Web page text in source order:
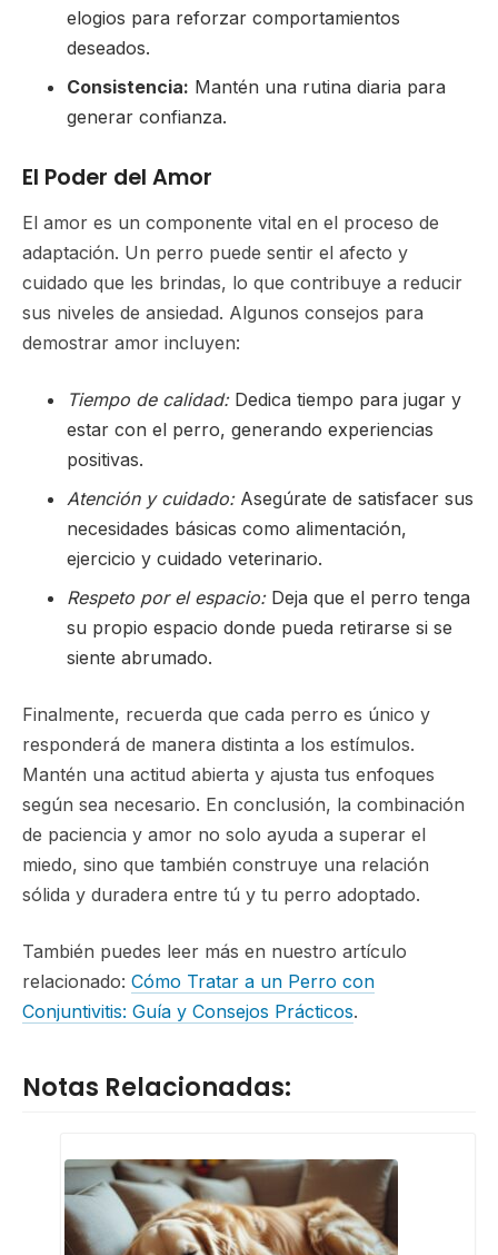
elogios para reforzar comportamientos
deseados.
Consistencia: Mantén una rutina diaria para
generar confianza.
El Poder del Amor
El amor es un componente vital en el proceso de
adaptación. Un perro puede sentir el afecto y
cuidado que les brindas, lo que contribuye a reducir
sus niveles de ansiedad. Algunos consejos para
demostrar amor incluyen:
Tiempo de calidad:Dedica tiempo para jugar y
estar con el perro, generando experiencias
positivas.
Atención y cuidado:Asegúrate de satisfacer sus
necesidades básicas como alimentación,
ejercicio y cuidado veterinario.
Respeto por el espacio:Deja que el perro tenga
su propio espacio donde pueda retirarse si se
siente abrumado.
Finalmente, recuerda que cada perro es único y
responderá de manera distinta a los estímulos.
Mantén una actitud abierta y ajusta tus enfoques
según sea necesario. En conclusión, la combinación
de paciencia y amor no solo ayuda a superar el
miedo, sino que también construye una relación
sólida y duradera entre tú y tu perro adoptado.
También puedes leer más en nuestro artículo
relacionado: Cómo Tratar a un Perro con
Conjuntivitis: Guía y Consejos Prácticos.
Notas Relacionadas: